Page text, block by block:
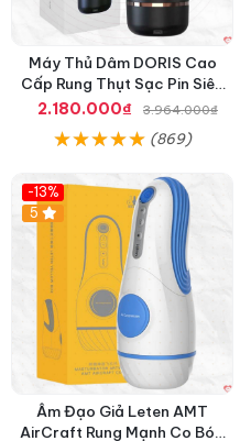
Máy Thủ Dâm DORIS Cao
Cấp Rung Thụt Sạc Pin Siêu
Mềm
2.180.000₫ 3.964.000₫
(869)
-13%
5
Âm Đạo Giả Leten AMT
AirCraft Rung Mạnh Co Bóp